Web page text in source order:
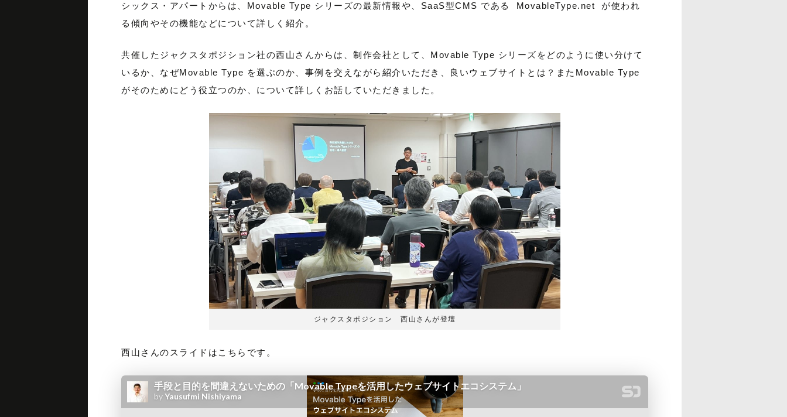
シックス・アパートからは、Movable Type シリーズの最新情報や、SaaS型CMS である MovableType.net が使われ
る傾向やその機能などについて詳しく紹介。
共催したジャクスタポジション社の西山さんからは、制作会社として、Movable Type シリーズをどのように使い分けて
いるか、なぜMovable Type を選ぶのか、事例を交えながら紹介いただき、良いウェブサイトとは？またMovable Type
がそのためにどう役立つのか、について詳しくお話していただきました。
ジャクスタポジション 西山さんが登壇
西山さんのスライドはこちらです。